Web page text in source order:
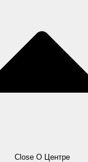
Close О Центре